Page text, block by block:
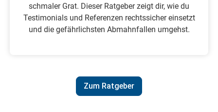
schmaler Grat. Dieser Ratgeber zeigt dir, wie du
Testimonials und Referenzen rechtssicher einsetzt
und die gefährlichsten Abmahnfallen umgehst.
Zum Ratgeber